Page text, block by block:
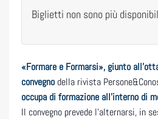
Biglietti non sono più
«Formare e Formarsi», giunto
convegno della rivista
occupa di formazione all’interno di
Il convegno prevede l’alternarsi, in